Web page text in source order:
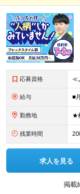
応募資格
給与
勤務地
残業時間 20
求人を見る
掲載